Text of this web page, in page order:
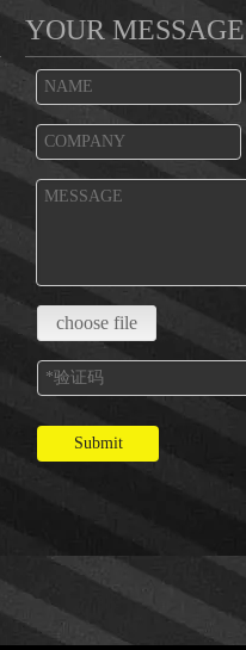
YOUR MESSAGE
choose file
Submit